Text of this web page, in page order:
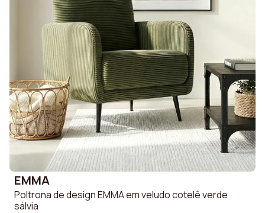
EMMA
Poltrona de design EMMA em veludo cotelê verde
sálvia